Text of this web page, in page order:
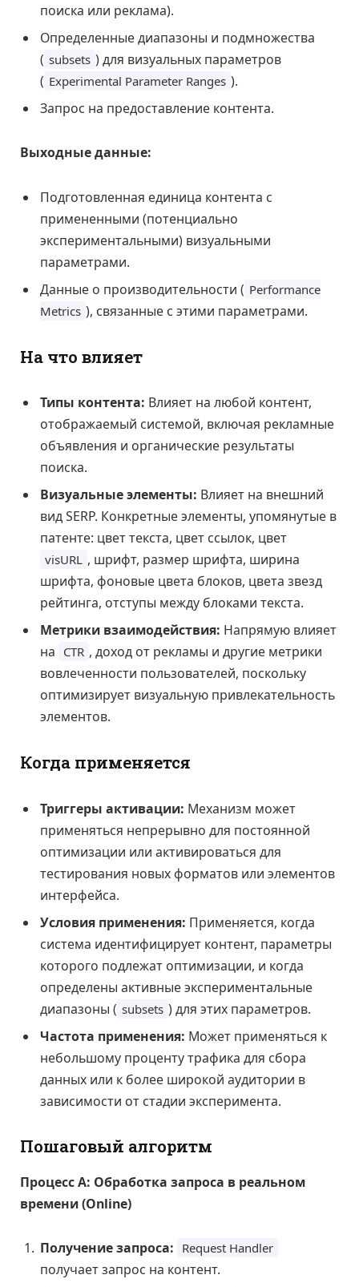
поиска или реклама).
Определенные диапазоны и подмножества
( subsets ) для визуальных параметров
( Experimental Parameter Ranges ).
Запрос на предоставление контента.
Выходные данные:
Подготовленная единица контента с
примененными (потенциально
экспериментальными) визуальными
параметрами.
Данные о производительности ( Performance
Metrics ), связанные с этими параметрами.
На что влияет
Типы контента: Влияет на любой контент,
отображаемый системой, включая рекламные
объявления и органические результаты
поиска.
Визуальные элементы: Влияет на внешний
вид SERP. Конкретные элементы, упомянутые в
патенте: цвет текста, цвет ссылок, цвет
visURL , шрифт, размер шрифта, ширина
шрифта, фоновые цвета блоков, цвета звезд
рейтинга, отступы между блоками текста.
Метрики взаимодействия: Напрямую влияет
на CTR , доход от рекламы и другие метрики
вовлеченности пользователей, поскольку
оптимизирует визуальную привлекательность
элементов.
Когда применяется
Триггеры активации: Механизм может
применяться непрерывно для постоянной
оптимизации или активироваться для
тестирования новых форматов или элементов
интерфейса.
Условия применения: Применяется, когда
система идентифицирует контент, параметры
которого подлежат оптимизации, и когда
определены активные экспериментальные
диапазоны ( subsets ) для этих параметров.
Частота применения: Может применяться к
небольшому проценту трафика для сбора
данных или к более широкой аудитории в
зависимости от стадии эксперимента.
Пошаговый алгоритм
Процесс А: Обработка запроса в реальном
времени (Online)
Получение запроса: Request Handler
получает запрос на контент.